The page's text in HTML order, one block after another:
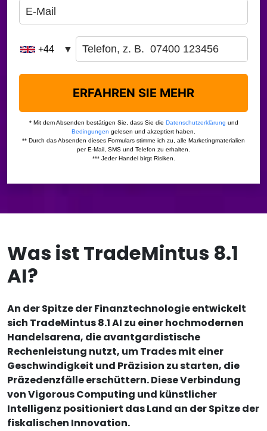
Was ist TradeMintus 8.1
AI?
An der Spitze der Finanztechnologie entwickelt
sich TradeMintus 8.1 AI zu einer hochmodernen
Handelsarena, die avantgardistische
Rechenleistung nutzt, um Trades mit einer
Geschwindigkeit und Präzision zu starten, die
Präzedenzfälle erschüttern. Diese Verbindung
von Vigorous Computing und künstlicher
Intelligenz positioniert das Land an der Spitze der
fiskalischen Innovation.